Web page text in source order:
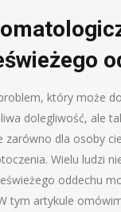
który może
dolegliwość, ale
zarówno dla osoby
Wielu ludzi
oddechu
tym artykule